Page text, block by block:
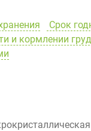
Срок
и кормлении